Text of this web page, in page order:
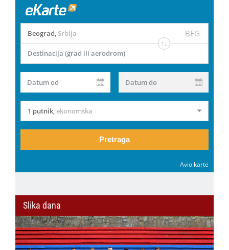
Beograd, Srbija BEG
Destinacija (grad ili aerodrom)
Datum od Datum do
1 putnik,ekonomska
Pretraga
Avio karte
Slika dana